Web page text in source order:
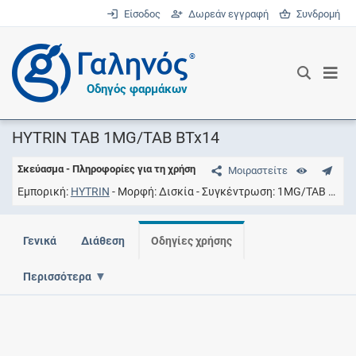
Είσοδος Δωρεάν εγγραφή Συνδρομή
®
Οδηγός φαρμάκων
HYTRIN TAB 1MG/TAB BTx14
Μοιραστείτε
Σκεύασμα - Πληροφορίες για τη χρήση
Εμπορική HYTRIN Μορφή Δισκία Συγκέντρωση 1MG/TAB {a} + 2MG/TAB {b}
Γενικά Διάθεση Οδηγίες χρήσης
Περισσότερα